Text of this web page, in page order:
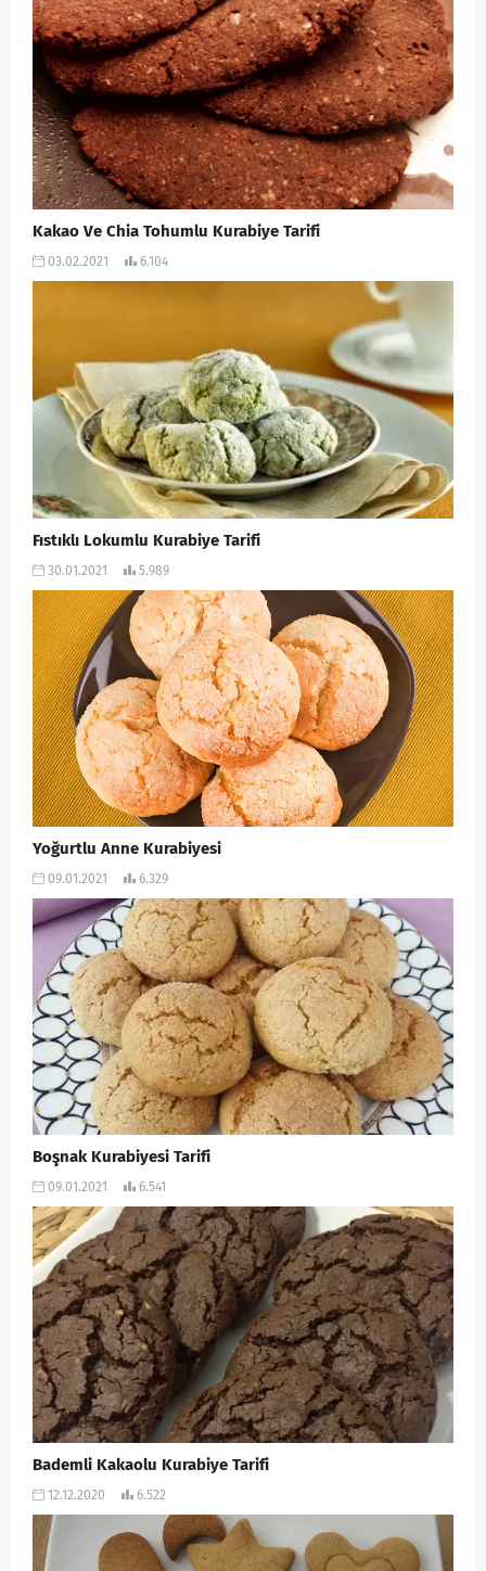
Kakao Ve Chia Tohumlu Kurabiye Tarifi
03.02.2021 6.104
Fıstıklı Lokumlu Kurabiye Tarifi
30.01.2021 5.989
Yoğurtlu Anne Kurabiyesi
09.01.2021 6.329
Boşnak Kurabiyesi Tarifi
09.01.2021 6.541
Bademli Kakaolu Kurabiye Tarifi
12.12.2020 6.522